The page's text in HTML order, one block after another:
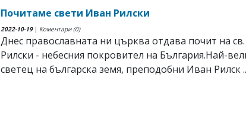
Почитаме свети Иван Рилски
2022-10-19| Коментари (0)
Днес православната ни църква отдава почит на
Рилски - небесния покровител на България.Най-
светец на българска земя, преподобни Иван Рилск